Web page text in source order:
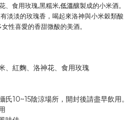
、食用玫瑰,黑糯米,低溫釀製成的小米酒。
淡淡的玫瑰香，喝起來洛神與小米穀類酸
性喜愛的香甜微酸的美酒。
紅麴、洛神花、食用玫瑰
10~15陰涼場所，開封後請盡早飲用。